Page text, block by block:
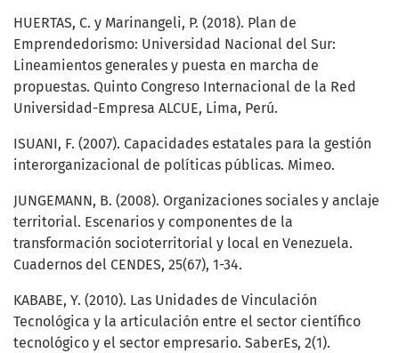
HUERTAS, C. y Marinangeli, P. (2018). Plan de
Emprendedorismo: Universidad Nacional del Sur:
Lineamientos generales y puesta en marcha de
propuestas. Quinto Congreso Internacional de la Red
Universidad-Empresa ALCUE, Lima, Perú.
ISUANI, F. (2007). Capacidades estatales para la gestión
interorganizacional de políticas públicas. Mimeo.
JUNGEMANN, B. (2008). Organizaciones sociales y anclaje
territorial. Escenarios y componentes de la
transformación socioterritorial y local en Venezuela.
Cuadernos del CENDES, 25(67), 1-34.
KABABE, Y. (2010). Las Unidades de Vinculación
Tecnológica y la articulación entre el sector científico
tecnológico y el sector empresario. SaberEs, 2(1).